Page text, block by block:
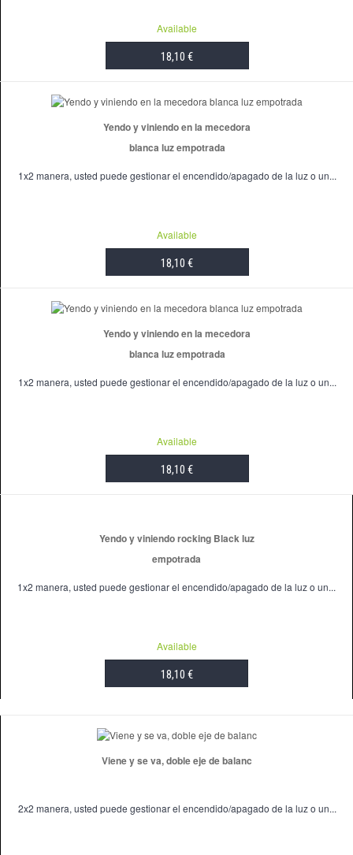
Available
18,10 €
Yendo y viniendo en la mecedora
blanca luz empotrada
1x2 manera, usted puede gestionar el encendido/apagado de la luz o un...
Available
18,10 €
Yendo y viniendo en la mecedora
blanca luz empotrada
1x2 manera, usted puede gestionar el encendido/apagado de la luz o un...
Available
18,10 €
Yendo y viniendo rocking Black luz
empotrada
1x2 manera, usted puede gestionar el encendido/apagado de la luz o un...
Available
18,10 €
Viene y se va, doble eje de balanc
2x2 manera, usted puede gestionar el encendido/apagado de la luz o un...